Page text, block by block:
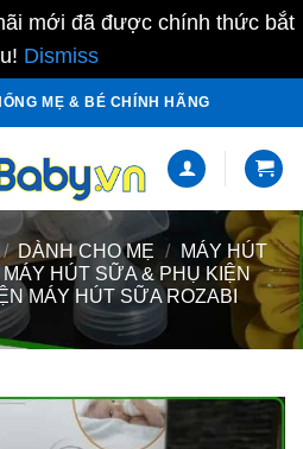
mới đã được chính thức bắt
Dismiss
MẸ & BÉ CHÍNH HÃNG
/ DÀNH CHO MẸ /
MÁY HÚT
MÁY HÚT SỮA & PHỤ KIỆN
MÁY HÚT SỮA ROZABI